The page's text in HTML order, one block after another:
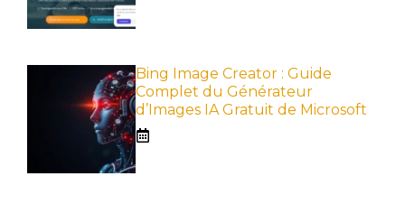
Bing Image Creator : Guide
Complet du Générateur
d’Images IA Gratuit de Microsoft